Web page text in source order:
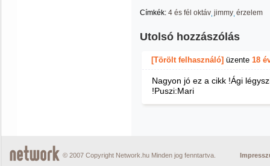
Címkék: 4 és fél oktáv jimmy érzelem
Utolsó hozzászólás
[Törölt felhasználó] üzente 18
Nagyon jó ez a cikk !Ági
!Puszi:Mari
© 2007 Copyright Network.hu Minden jog fenntartva.